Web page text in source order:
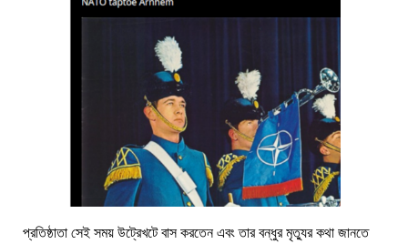
প্রতিষ্ঠাতা সেই সময় উট্রেখটে বাস করতেন এবং তার বন্ধুর মৃত্যুর কথা জানতে